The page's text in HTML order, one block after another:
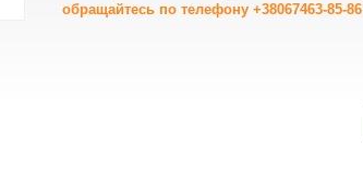
обращайтесь по телефону +38067463-85-86